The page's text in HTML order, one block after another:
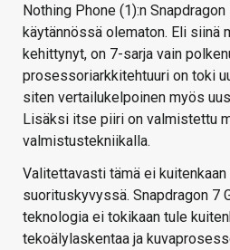
Nothing Phone (1):n
käytännössä olematon. Eli siinä
kehittynyt, on 7-sarja vain
prosessoriarkkitehtuuri on toki
siten vertailukelpoinen myös
Lisäksi itse piiri on valmistettu
valmistustekniikalla.
Valitettavasti tämä ei
suorituskyvyssä. Snapdragon 7
teknologia ei tokikaan tule
tekoälylaskentaa ja